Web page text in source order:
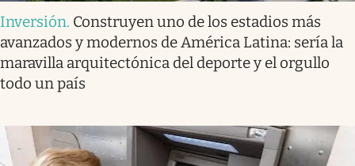
Inversión. Construyen uno de los estadios más
avanzados y modernos de América Latina: sería la
maravilla arquitectónica del deporte y el orgullo
todo un país